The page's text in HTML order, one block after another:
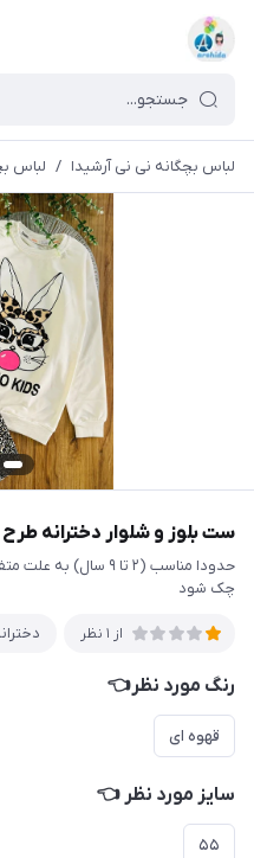
لباس بچگانه نی نی آرشیدا / لباس
ست بلوز و شلوار دخترانه طرح
حدودا مناسب (۲ تا ۹
چک شود
از 1 نظر
رنگ مورد نظر👈
قهوه ای
سایز مورد نظر 👈
۵۵